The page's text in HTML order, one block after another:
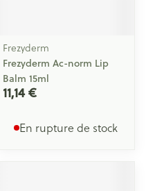
Frezyderm
Frezyderm Ac-norm Lip
Balm 15ml
11,14 €
En rupture de stock